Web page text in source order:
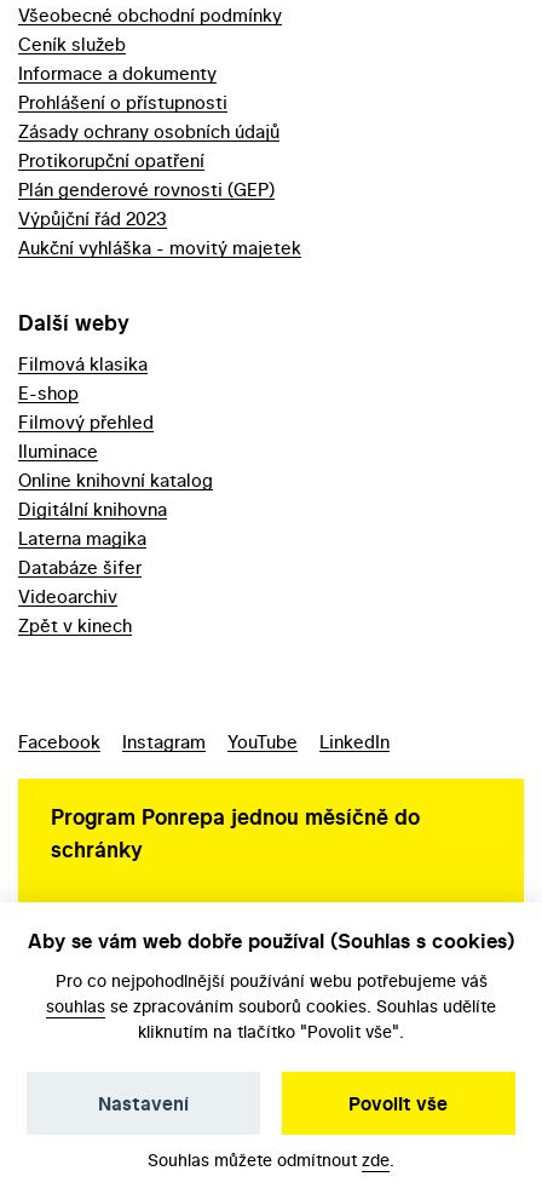
Všeobecné obchodní podmínky
Ceník služeb
Informace a dokumenty
Prohlášení o přístupnosti
Zásady ochrany osobních údajů
Protikorupční opatření
Plán genderové rovnosti (GEP)
Výpůjční řád 2023
Aukční vyhláška - movitý majetek
Další weby
Filmová klasika
E-shop
Filmový přehled
Iluminace
Online knihovní katalog
Digitální knihovna
Laterna magika
Databáze šifer
Videoarchiv
Zpět v kinech
Facebook Instagram YouTube LinkedIn
Program Ponrepa jednou měsíčně do
schránky
Aby se vám web dobře používal (Souhlas s cookies)
Pro co nejpohodlnější používání webu potřebujeme váš
souhlas se zpracováním souborů cookies. Souhlas udělíte
kliknutím na tlačítko "Povolit vše".
Povolit vše
Nastavení
Souhlas můžete odmítnout zde